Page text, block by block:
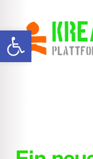
Werkzeugleiste öffnen Zur
Navigation
springen
Zum
Inhalt
springen